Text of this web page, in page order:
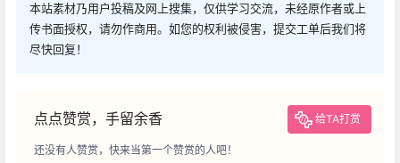
本站素材乃用户投稿及网上搜集，仅供学习交流，未经原作者或上
传书面授权，请勿作商用。如您的权利被侵害，提交工单后我们将
尽快回复！
点点赞赏，手留余香 给TA打赏
还没有人赞赏，快来当第一个赞赏的人吧！